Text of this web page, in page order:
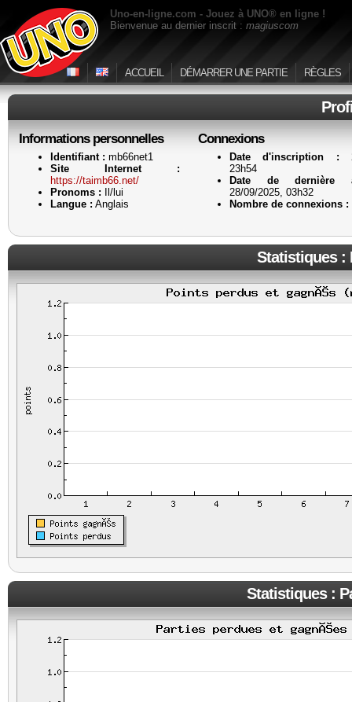
Uno-en-ligne.com - Jouez à UNO® en ligne !
Bienvenue au dernier inscrit : magiuscom
ACCUEIL DÉMARRER UNE PARTIE RÈGLES
Informations personnelles
Identifiant : mb66net1
Site Internet :
https://taimb66.net/
Pronoms : Il/lui
Langue : Anglais
Connexions
Date d'inscription :
23h54
Date de dernière
28/09/2025, 03h32
Nombre de connexions :
Statistiques :
Statistiques :